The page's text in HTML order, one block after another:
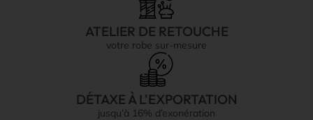
ATELIER DE RETOUCHE
votre robe sur-mesure
DÉTAXE À L'EXPORTATION
jusqu’à 16% d’exonération